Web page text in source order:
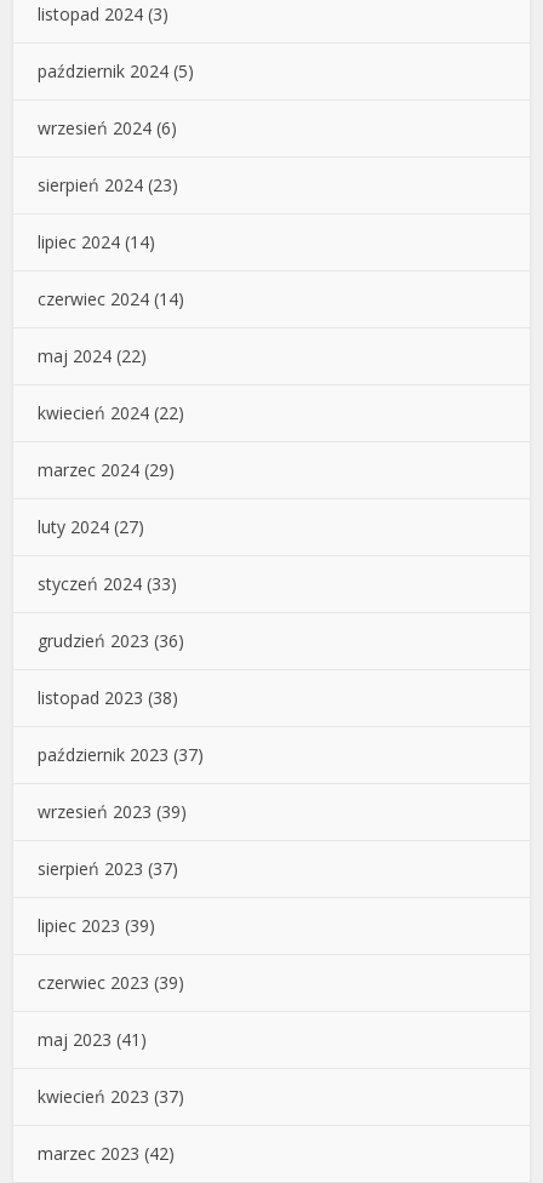
listopad 2024 (3)
październik 2024 (5)
wrzesień 2024 (6)
sierpień 2024 (23)
lipiec 2024 (14)
czerwiec 2024 (14)
maj 2024 (22)
kwiecień 2024 (22)
marzec 2024 (29)
luty 2024 (27)
styczeń 2024 (33)
grudzień 2023 (36)
listopad 2023 (38)
październik 2023 (37)
wrzesień 2023 (39)
sierpień 2023 (37)
lipiec 2023 (39)
czerwiec 2023 (39)
maj 2023 (41)
kwiecień 2023 (37)
marzec 2023 (42)